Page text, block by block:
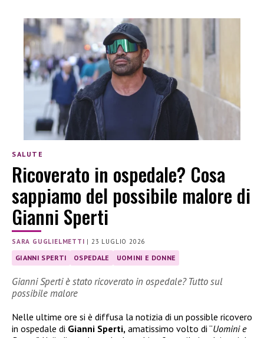
SALUTE
Ricoverato in ospedale? Cosa
sappiamo del possibile malore di
Gianni Sperti
SARA GUGLIELMETTI |23 LUGLIO 2026
GIANNI SPERTI OSPEDALE UOMINI E DONNE
Gianni Sperti è stato ricoverato in ospedale? Tutto sul
possibile malore
Nelle ultime ore si è diffusa la notizia di un possible ricovero
in ospedale di Gianni Sperti, amatissimo volto di “Uomini e